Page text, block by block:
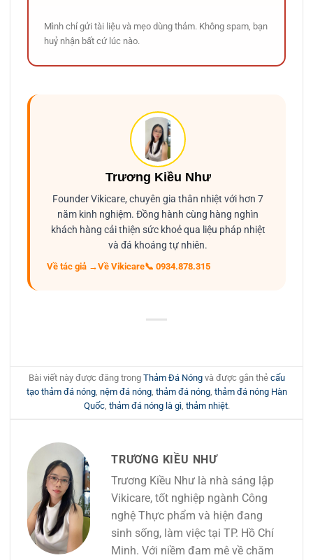
Mình chỉ gửi tài liệu và mẹo dùng thảm. Không spam, bạn
huỷ nhận bất cứ lúc nào.
Trương Kiều Như
Founder Vikicare, chuyên gia thân nhiệt với hơn 7
năm kinh nghiệm. Đồng hành cùng hàng nghìn
khách hàng cải thiện sức khoẻ qua liệu pháp nhiệt
và đá khoáng tự nhiên.
Về tác giả →Về Vikicare📞 0934.878.315
Bài viết này được đăng trong Thảm Đá Nóngvà được gắn thẻ cấu
tạo thảm đá nóng, nệm đá nóng, thảm đá nóng, thảm đá nóng Hàn
Quốc, thảm đá nóng là gì, thảm nhiệt.
TRƯƠNG KIỀU NHƯ
Trương Kiều Như là nhà sáng lập
Vikicare, tốt nghiệp ngành Công
nghệ Thực phẩm và hiện đang
sinh sống, làm việc tại TP. Hồ Chí
Minh. Với niềm đam mê về chăm